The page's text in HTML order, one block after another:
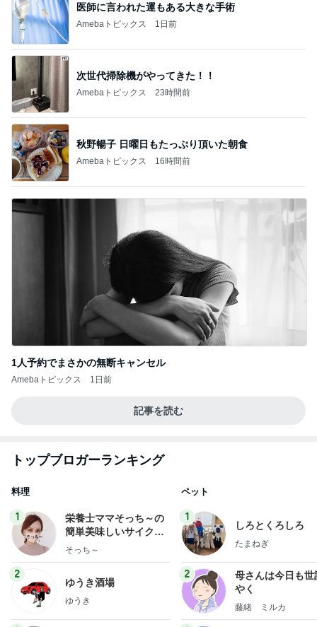
医師に言われた運もある大きな手術
Amebaトピックス 1日前
次世代掃除機がやってきた！！
Amebaトピックス 23時間前
秋野暢子 日曜日もたっぷり頂いた朝食
Amebaトピックス 16時間前
1人予約でまさかの無断キャンセル
Amebaトピックス 1日前
記事を読む
トップブロガーランキング
料理
1
栄養士ママそっち～の
簡単美味しいサイクル
献立
そっち～
2
ゆうき酒場
ゆうき
ペット
1
しろとくろしろ
たまねぎ
2
母さんは今日も世
やく
藤緒 ミルカ